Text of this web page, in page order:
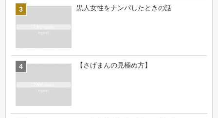
黒人女性をナンパしたときの話
【さげまんの見極め方】